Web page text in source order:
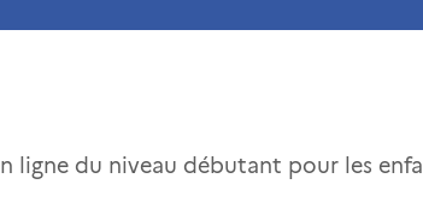
ligne du niveau débutant pour les